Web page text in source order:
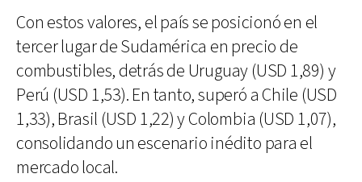
Con estos valores, el país se posicionó en el
tercer lugar de Sudamérica en precio de
combustibles, detrás de Uruguay (USD 1,89) y
Perú (USD 1,53). En tanto, superó a Chile (USD
1,33), Brasil (USD 1,22) y Colombia (USD 1,07),
consolidando un escenario inédito para el
mercado local.